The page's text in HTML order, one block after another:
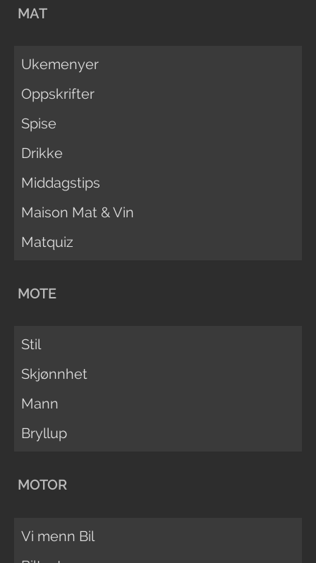
MAT
Ukemenyer
Oppskrifter
Spise
Drikke
Middagstips
Maison Mat & Vin
Matquiz
MOTE
Stil
Skjønnhet
Mann
Bryllup
MOTOR
Vi menn Bil